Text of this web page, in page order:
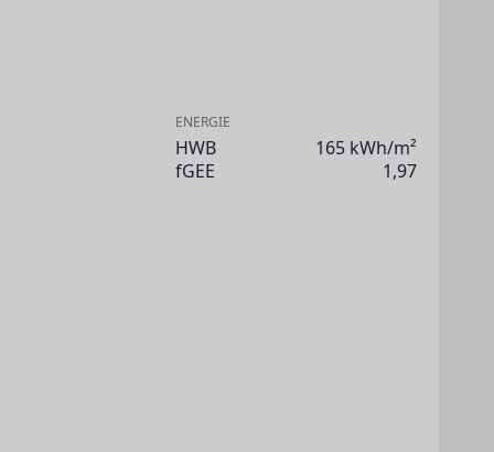
ENERGIE
HWB
165 kWh/m²
fGEE
1,97